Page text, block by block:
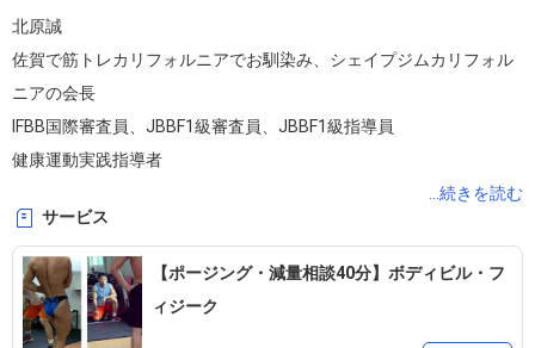
北原誠
佐賀で筋トレカリフォルニアでお馴染み、シェイプジムカリフォル
ニアの会長
IFBB国際審査員、JBBF1級審査員、JBBF1級指導員
健康運動実践指導者
...続きを読む
サービス
【ポージング・減量相談40分】ボディビル・フ
ィジーク